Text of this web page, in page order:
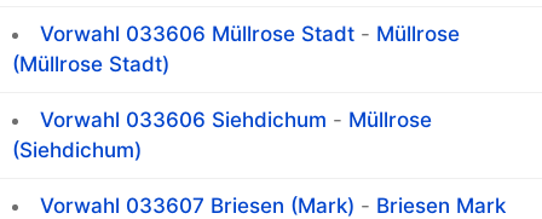
Vorwahl 033606 Müllrose Stadt - Müllrose
(Müllrose Stadt)
Vorwahl 033606 Siehdichum - Müllrose
(Siehdichum)
Vorwahl 033607 Briesen (Mark) - Briesen Mark